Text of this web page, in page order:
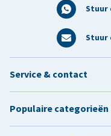
Stuur
Stuur
Service & contact
Populaire categorieën